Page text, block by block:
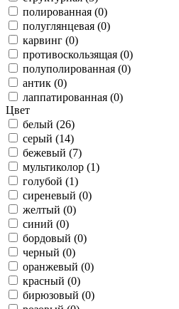
полированная (0)
полуглянцевая (0)
карвинг (0)
противоскользящая (0)
полуполированная (0)
антик (0)
лаппатированная (0)
Цвет
белый (26)
серый (14)
бежевый (7)
мультиколор (1)
голубой (1)
сиреневый (0)
желтый (0)
синий (0)
бордовый (0)
черный (0)
оранжевый (0)
красный (0)
бирюзовый (0)